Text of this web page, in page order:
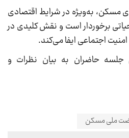
مسکن، به‌ویژه در شرایط اقتصادی
برخوردار است و نقش کلیدی در
اجتماعی ایفا می‌کند.
جلسه حاضران به بیان نظرات و
ملی مسکن